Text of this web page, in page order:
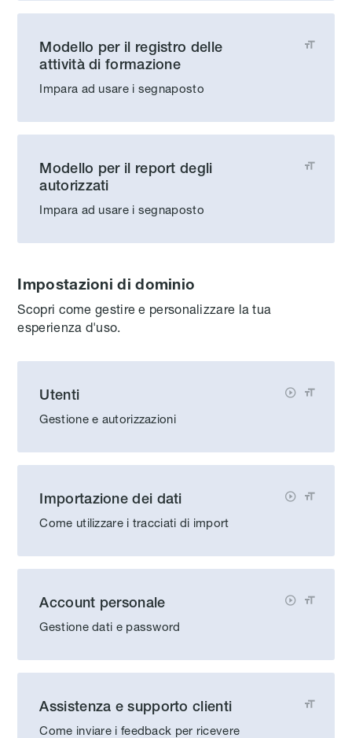
Modello per il registro delle
attività di formazione
Impara ad usare i segnaposto

Modello per il report degli
autorizzati
Impara ad usare i segnaposto

Impostazioni di dominio
Scopri come gestire e personalizzare la tua
esperienza d'uso.
Utenti
Gestione e autorizzazioni
 
Importazione dei dati
Come utilizzare i tracciati di import
 
Account personale
Gestione dati e password
 
Assistenza e supporto clienti
Come inviare i feedback per ricevere
